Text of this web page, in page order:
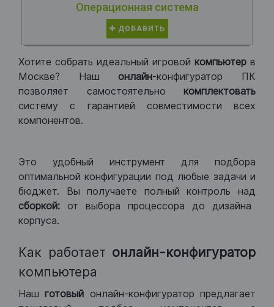
Операционная система
ДОБАВИТЬ
Хотите собрать идеальный игровой компьютер в
Москве? Нашонлайн-конфигуратор ПК
позволяет самостоятельно комплектовать
систему с гарантией совместимости всех
компонентов.
Это удобный инструмент для подбора
оптимальной конфигурации под любые задачи и
бюджет. Вы получаете полный контроль над
сборкой: от выбора процессора до дизайна
корпуса.
Как работает онлайн-конфигуратор
компьютера
Нашготовый онлайн-конфигуратор предлагает